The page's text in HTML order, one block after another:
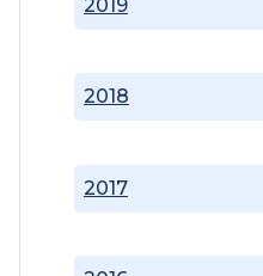
2017
2018
2019